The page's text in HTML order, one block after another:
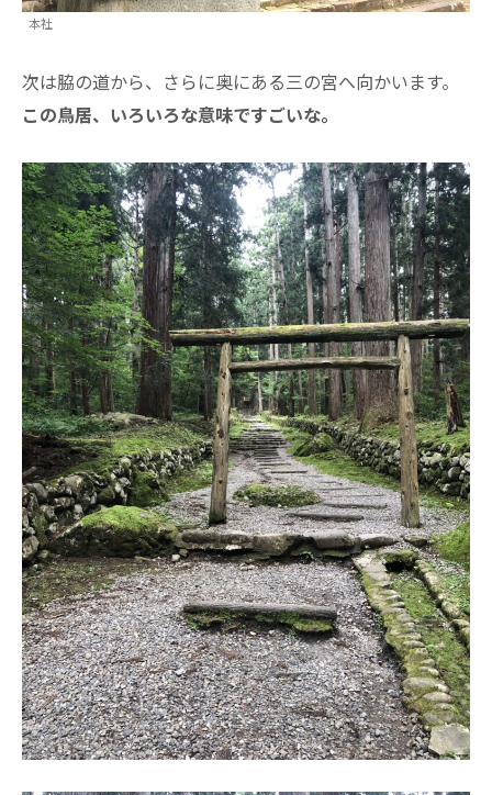
本社
次は脇の道から、さらに奥にある三の宮へ向かいます。
この鳥居、いろいろな意味ですごいな。